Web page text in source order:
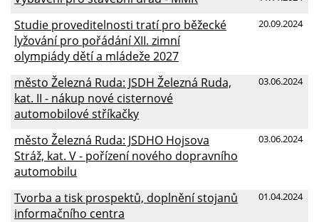
20.09.2024
Studie proveditelnosti tratí pro běžecké
lyžování pro pořádání XII. zimní
olympiády dětí a mládeže 2027
03.06.2024
město Železná Ruda: JSDH Železná Ruda,
kat. II - nákup nové cisternové
automobilové stříkačky
03.06.2024
město Železná Ruda: JSDHO Hojsova
Stráž, kat. V - pořízení nového dopravního
automobilu
01.04.2024
Tvorba a tisk prospektů, doplnění stojanů
informačního centra